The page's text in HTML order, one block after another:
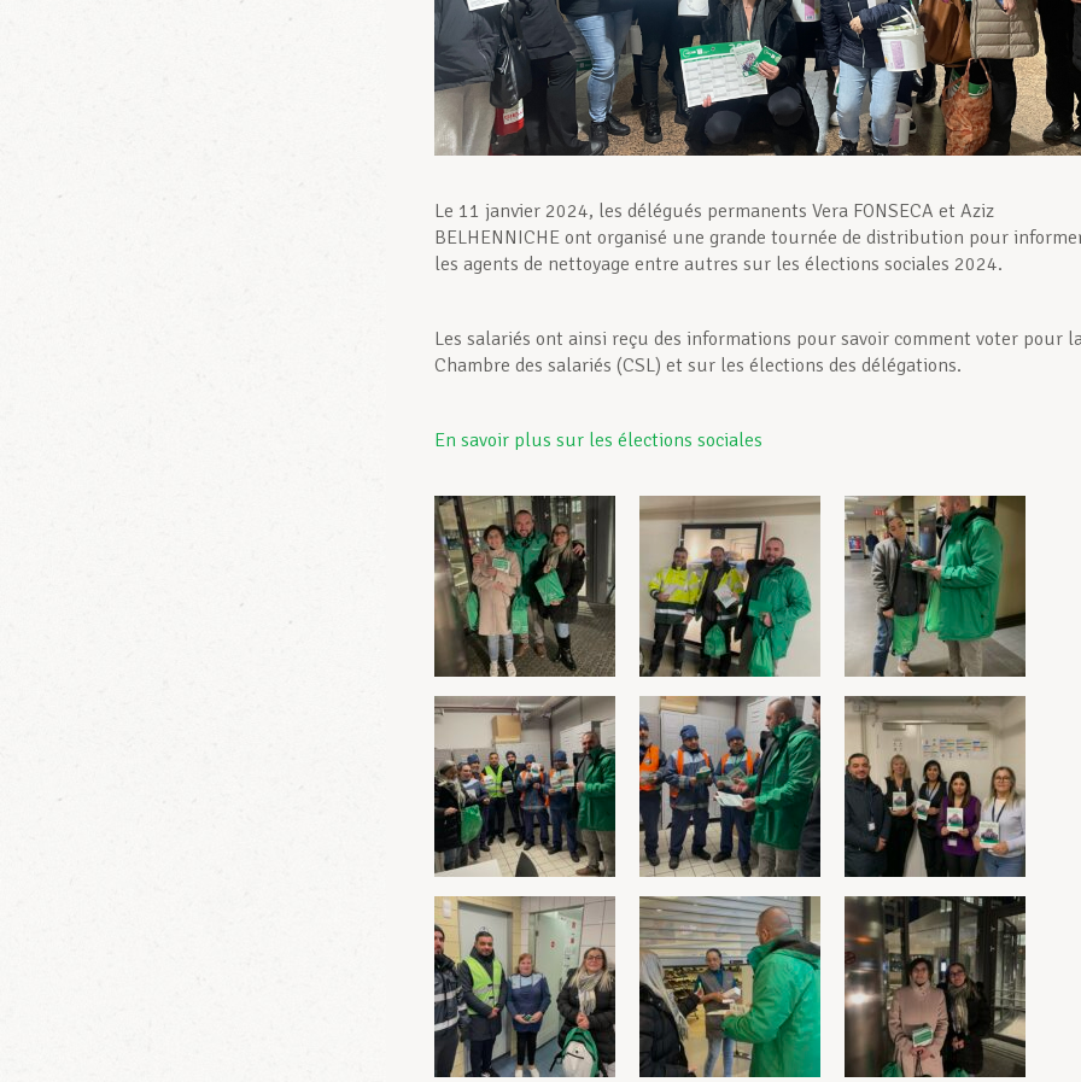
Le 11 janvier 2024, les délégués permanents Vera FONSECA et Aziz
BELHENNICHE ont organisé une grande tournée de distribution pour
les agents de nettoyage entre autres sur les élections sociales 2024.
Les salariés ont ainsi reçu des informations pour savoir comment voter pour
Chambre des salariés (CSL) et sur les élections des délégations.
En savoir plus sur les élections sociales